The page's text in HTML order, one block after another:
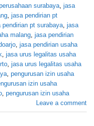
surabaya jasa
jasa pendirian pt
pendirian pt surabaya jasa
malang jasa pendirian
jasa pendirian usaha
jasa urus legalitas usaha
jasa urus legalitas usaha
pengurusan izin usaha
izin usaha
pengurusan izin usaha
Leave a comment